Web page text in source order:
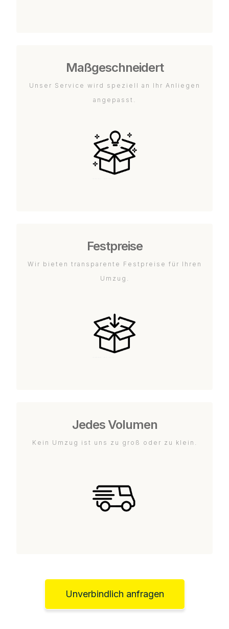
Maßgeschneidert
Unser Service wird speziell an Ihr Anliegen
angepasst.
Festpreise
Wir bieten transparente Festpreise für Ihren
Umzug.
Jedes Volumen
Kein Umzug ist uns zu groß oder zu klein.
Unverbindlich anfragen